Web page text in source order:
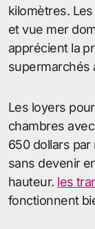
kilomètres.
et vue mer
apprécient la
supermarchés
Les loyers
chambres
650 dollars par
sans devenir
hauteur. les
fonctionnent